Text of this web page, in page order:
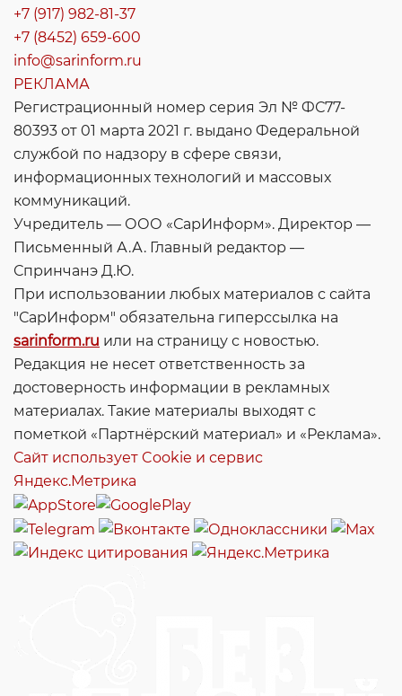
+7 (917) 982-81-37
+7 (8452) 659-600
info@sarinform.ru
РЕКЛАМА
Регистрационный номер серия Эл № ФС77-
80393 от 01 марта 2021 г. выдано Федеральной
службой по надзору в сфере связи,
информационных технологий и массовых
коммуникаций.
Учредитель — ООО «СарИнформ». Директор —
Письменный А.А. Главный редактор —
Спринчанэ Д.Ю.
При использовании любых материалов с сайта
"СарИнформ" обязательна гиперссылка на
sarinform.ru или на страницу с новостью.
Редакция не несет ответственность за
достоверность информации в рекламных
материалах. Такие материалы выходят с
пометкой «Партнёрский материал» и «Реклама».
Сайт использует Cookie и сервиc
Яндекс.Метрика